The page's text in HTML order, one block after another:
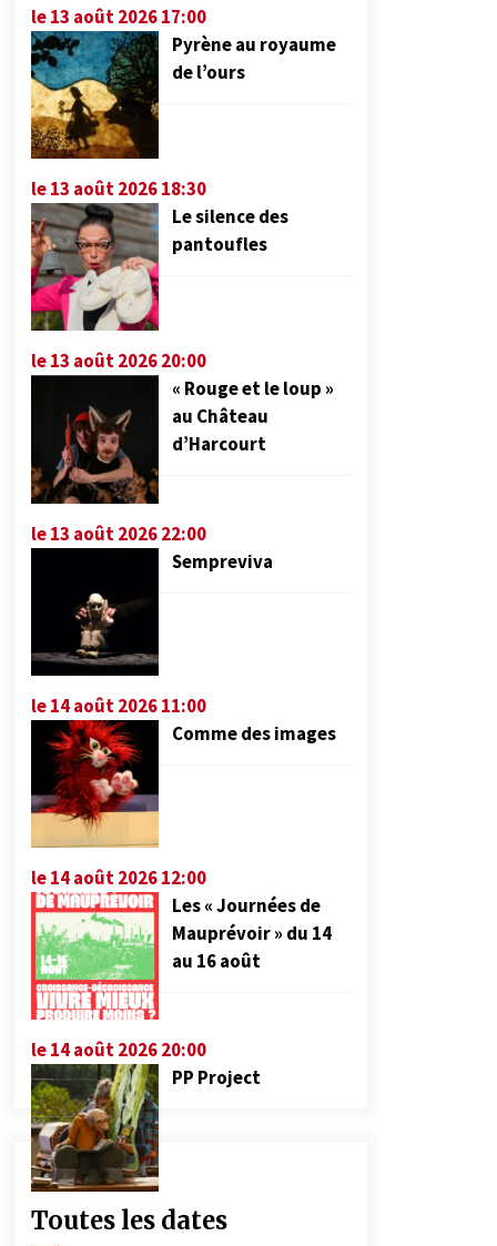
le 13 août 2026 17:00
Pyrène au royaume
de l’ours
le 13 août 2026 18:30
Le silence des
pantoufles
le 13 août 2026 20:00
« Rouge et le loup »
au Château
d’Harcourt
le 13 août 2026 22:00
Sempreviva
le 14 août 2026 11:00
Comme des images
le 14 août 2026 12:00
Les « Journées de
Mauprévoir » du 14
au 16 août
le 14 août 2026 20:00
PP Project
Toutes les dates